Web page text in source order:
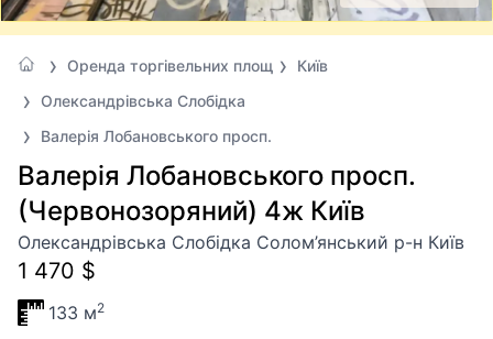
Оренда торгівельних площ
Київ
Олександрівська Слобідка
Валерія Лобановського просп.
Валерія Лобановського просп.
(Червонозоряний) 4ж Київ
Олександрівська Слобідка Солом’янський р-н Київ
1 470 $
133 м2